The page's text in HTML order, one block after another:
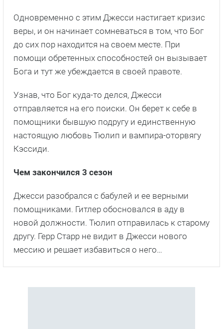
Одновременно с этим Джесси настигает кризис
веры, и он начинает сомневаться в том, что Бог
до сих пор находится на своем месте. При
помощи обретенных способностей он вызывает
Бога и тут же убеждается в своей правоте.
Узнав, что Бог куда-то делся, Джесси
отправляется на его поиски. Он берет к себе в
помощники бывшую подругу и единственную
настоящую любовь Тюлип и вампира-оторвягу
Кэссиди.
Чем закончился 3 сезон
Джесси разобрался с бабулей и ее верными
помощниками. Гитлер обосновался в аду в
новой должности. Тюлип отправилась к старому
другу. Герр Старр не видит в Джесси нового
мессию и решает избавиться о него…